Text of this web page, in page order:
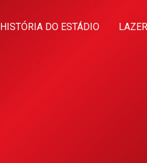
HISTÓRIA DO ESTÁDIO